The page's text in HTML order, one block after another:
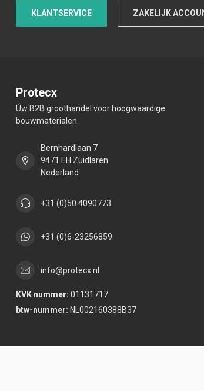
KLANTSERVICE ZAKELIJK
Protecx
Úw B2B groothandel voor hoogwaardige
bouwmaterialen.
Bernhardlaan 7
9471 EH Zuidlaren
Nederland
+31 (0)50 4090773
+31 (0)6-23256859
info@protecx.nl
KVK nummer: 01131717
btw-nummer: NL002160388B37